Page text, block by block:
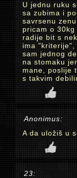
U jednu ruku
sa zubima i
savrsenu
pricam o
radije bit s
ima "kriterije",
sam jednog
na stomaku
mane, poslije
s takvim
Anonimus:
A da uložiš u
23: